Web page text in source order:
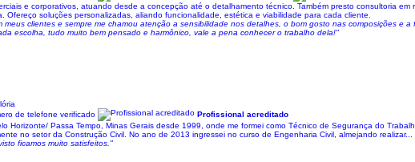
e corporativos, atuando desde a concepção até o detalhamento técnico. Também presto consultoria em
soluções personalizadas, aliando funcionalidade, estética e viabilidade para cada cliente.
clientes e sempre me chamou atenção a sensibilidade nos detalhes, o bom gosto nas composições e a
escolha, tudo muito bem pensado e harmônico, vale a pena conhecer o trabalho dela!"
de telefone verificado
Profissional acreditado
Horizonte/ Passa Tempo, Minas Gerais desde 1999, onde me formei como Técnico de Segurança do
no setor da Construção Civil. No ano de 2013 ingressei no curso de Engenharia Civil, almejando realizar...
ficamos muito satisfeitos."